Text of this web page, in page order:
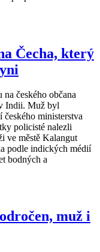
Čecha, který
českého občana
Indii. Muž byl
českého ministerstva
policisté nalezli
ve městě Kalangut
podle indických médií
bodných a
muž i